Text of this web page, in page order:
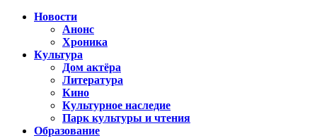
Новости
Анонс
Хроника
Культура
Дом актёра
Литература
Кино
Культурное наследие
Парк культуры и чтения
Образование